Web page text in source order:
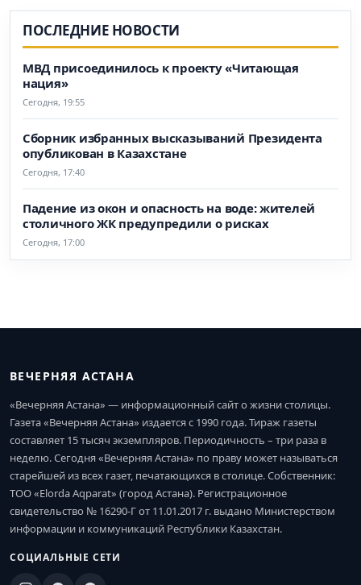
ПОСЛЕДНИЕ НОВОСТИ
МВД присоединилось к проекту «Читающая
нация»
Сегодня, 19:55
Сборник избранных высказываний Президента
опубликован в Казахстане
Сегодня, 17:40
Падение из окон и опасность на воде: жителей
столичного ЖК предупредили о рисках
Сегодня, 17:00
ВЕЧЕРНЯЯ АСТАНА
«Вечерняя Астана» — информационный сайт о жизни столицы.
Газета «Вечерняя Астана» издается с 1990 года. Тираж газеты
составляет 15 тысяч экземпляров. Периодичность – три раза в
неделю. Сегодня «Вечерняя Астана» по праву может называться
старейшей из всех газет, печатающихся в столице. Собственник:
ТОО «Elorda Aqparat» (город Астана). Регистрационное
свидетельство № 16290-Г от 11.01.2017 г. выдано Министерством
информации и коммуникаций Республики Казахстан.
СОЦИАЛЬНЫЕ СЕТИ